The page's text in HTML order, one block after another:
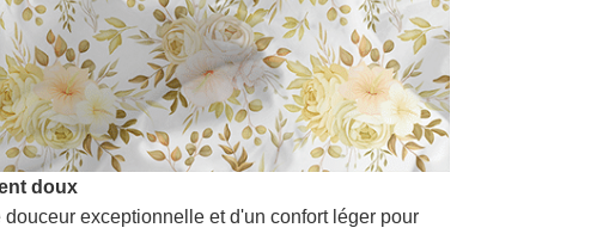
doux
douceur exceptionnelle et d'un confort léger pour